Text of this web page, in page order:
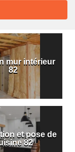
mur intérieur
82
et pose de
82